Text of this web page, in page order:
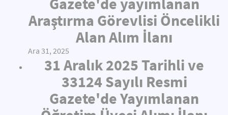
Araştırma Görevlisi Öncelikli
Alan Alım İlanı
Ara 31, 2025
31 Aralık 2025 Tarihli ve
33124 Sayılı Resmi
Gazete'de Yayımlanan